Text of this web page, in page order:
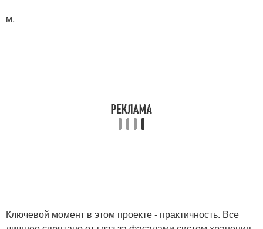
м.
Ключевой момент в этом проекте - практичность. Все